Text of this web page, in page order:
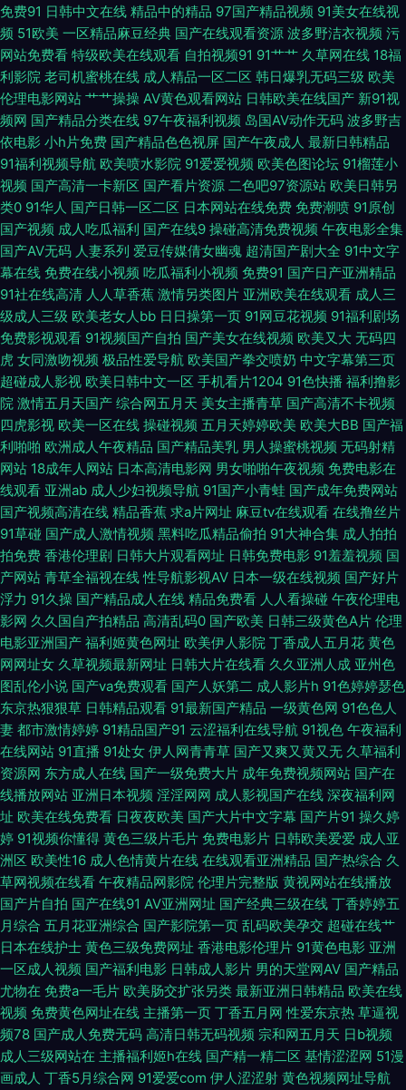
情第一页 中文字幕有码无码 阿V视频在线观看日韩 91精东视频 国产一久久
一 先锋影音av成人网站 91午夜福利影院福利 人妻一卡二卡三卡 91视频精品
99 精品亚洲日韩在线专区 亚州人人色 丁香社91视频 日韩精品1 91蜜臀中文
字幕 国产一区二 先锋影视资源Va 超碰老司机91 三级网址国产 91中文视频在
线 老司机午夜开放 91视频97 久久一区 91超碰大香蕉在线 东方av免费观看
看 五月婷中文字幕网 av日韩高清在线 人人射AV 91国内在线视频 国内超碰
精品 亚洲色福利天堂 AV91AV欧美 男人天堂ab 91se国产视频 狼伊人久久 91
福利社免费试看 国产TS人妖在线视频 亚洲国产三级片之网站 99久草 日本深
夜激情网址 91久久足交 精品国产九九 亚洲色图国产精品 精东自拍 51手机自
拍视频 豆花网在线观看完整 91最新在线观看视频在线 人人摸人人色 91蜜臀
久久爱AV 51自拍网 豆花社区在线 自啪91 国产视频欧美一区 污福利导航 91
在线免费观看大全 欧美亚洲精品性爱 91狼人社精品视频 国产自91 亚洲人人
插 国产日批 亚洲综合激情色网 TS国产视频在线看 欧美性爱复古wwww 91
论坛在线观看 精品不卡网 91国产熟女熟女 国产九区第八页 五月开心激情网
福利社92 午夜免费福利视频 超碰91在线人人干 日本超碰东京热 91网站在线
观看视频 人人肏肏 91啦九色POnY熟妇 激情婷婷激情 91色色 青草大香蕉 91
尤物白虎 欧洲三级大片免费看 91视频日本 久久国产乱第一页 51福利社污 东
方AV正在进入 婷婷在线观看一区二区 黑马性交影院 玖玖av 91老司机视频
69老湿机午夜福利区 国产黄a三级大片 五月天色天堂 97资源站在线 欧美性
爱nav 91网页版免费看 首页av福利 超碰91在线 日韩一本道旡码AⅤ avtt导航
日韩先锋影音AV 91性生活视频 欧美成人日韩精品 91九色海角社区 影音先锋
18AV资源 国国国国产在线精品 91传媒免费观看网址 九一色站 91n视频在线
资源 国产精品九九久久 先锋Av特物资源网 wwwsss黄色电影 伪娘网站 丁香
五月天网址 污污网址导航观看 草莓丝瓜视频网站 色色五月天激情综合网 97
免费91 日韩中文在线 精品中的精品 97国产精品视频 91美女在线视
频 51欧美 一区精品麻豆经典 国产在线观看资源 波多野洁衣视频 污
网站免费看 特级欧美在线观看 自拍视频91 91艹艹 久草网在线 18福
利影院 老司机蜜桃在线 成人精品一区二区 韩日爆乳无码三级 欧美
伦理电影网站 艹艹操操 AV黄色观看网站 日韩欧美在线国产 新91视
频网 国产精品分类在线 97午夜福利视频 岛国AV动作无码 波多野吉
依电影 小h片免费 国产精品色色视屏 国产午夜成人 最新日韩精品
91福利视频导航 欧美喷水影院 91爱爱视频 欧美色图论坛 91榴莲小
视频 国产高清一卡新区 国产看片资源 二色吧97资源站 欧美日韩另
类0 91华人 国产日韩一区二区 日本网站在线免费 免费潮喷 91原创
国产视频 成人吃瓜福利 国产在线9 操碰高清免费视频 午夜电影全集
国产AV无码 人妻系列 爱豆传媒倩女幽魂 超清国产剧大全 91中文字
幕在线 免费在线小视频 吃瓜福利小视频 免费91 国产日产亚洲精品
91社在线高清 人人草香蕉 激情另类图片 亚洲欧美在线观看 成人三
级成人三级 欧美老女人bb 日日操第一页 91网豆花视频 91福利剧场
免费影视观看 91视频国产自拍 国产美女在线视频 欧美又大 无码四
虎 女同激吻视频 极品性爱导航 欧美国产拳交喷奶 中文字幕第三页
超碰成人影视 欧美日韩中文一区 手机看片1204 91色快播 福利撸影
院 激情五月天国产 综合网五月天 美女主播青草 国产高清不卡视频
四虎影视 欧美一区在线 操碰视频 五月天婷婷欧美 欧美大BB 国产福
利啪啪 欧洲成人午夜精品 国产精品美乳 男人操蜜桃视频 无码射精
网站 18成年人网站 日本高清电影网 男女啪啪午夜视频 免费电影在
线观看 亚洲ab 成人少妇视频导航 91国产小青蛙 国产成年免费网站
国产视频高清在线 精品香蕉 求a片网址 麻豆tv在线观看 在线撸丝片
91草碰 国产成人激情视频 黑料吃瓜精品偷拍 91大神合集 成人拍拍
拍免费 香港伦理剧 日韩大片观看网址 日韩免费电影 91羞羞视频 国
产网站 青草全福视在线 性导航影视AV 日本一级在线视频 国产好片
浮力 91久操 国产精品成人在线 精品免费看 人人看操碰 午夜伦理电
影网 久久国自产拍精品 高清乱码0 国产欧美 日韩三级黄色A片 伦理
电影亚洲国产 福利姬黄色网址 欧美伊人影院 丁香成人五月花 黄色
网网址女 久草视频最新网址 日韩大片在线看 久久亚洲人成 亚州色
图乱伦小说 国产va免费观看 国产人妖第二 成人影片h 91色婷婷瑟色
东京热狠狠草 日韩精品观看 91最新国产精品 一级黄色网 91色色人
妻 都市激情婷婷 91精品国产91 云涩福利在线导航 91视色 午夜福利
在线网站 91直播 91处女 伊人网青青草 国产又爽又黄又无 久草福利
资源网 东方成人在线 国产一级免费大片 成年免费视频网站 国产在
线播放网站 亚洲日本视频 淫淫网网 成人影视国产在线 深夜福利网
址 欧美在线免费看 日夜夜欧美 国产大片中文字幕 国产片91 操久婷
婷 91视频你懂得 黄色三级片毛片 免费电影片 日韩欧美爱爱 成人亚
洲区 欧美性16 成人色情黄片在线 在线观看亚洲精品 国产热综合 久
草网视频在线看 午夜精品网影院 伦理片完整版 黄视网站在线播放
国产片自拍 国产在线91 AV亚洲网址 国产经典三级在线 丁香婷婷五
月综合 五月花亚洲综合 国产影院第一页 乱码欧美孕交 超碰在线艹
日本在线护士 黄色三级免费网址 香港电影伦理片 91黄色电影 亚洲
一区成人视频 国产福利电影 日韩成人影片 男的天堂网AV 国产精品
尤物在 免费a一毛片 欧美肠交扩张另类 最新亚洲日韩精品 欧美在线
视频 免费黄色网址在线 主播第一页 丁香五月网 性爱东京热 草逼视
频78 国产成人免费无码 高清日韩无码视频 宗和网五月天 日b视频
成人三级网站在 主播福利姬h在线 国产精一精二区 基情涩涩网 51漫
画成人 丁香5月综合网 91爱爱com 伊人涩涩射 黄色视频网址导航